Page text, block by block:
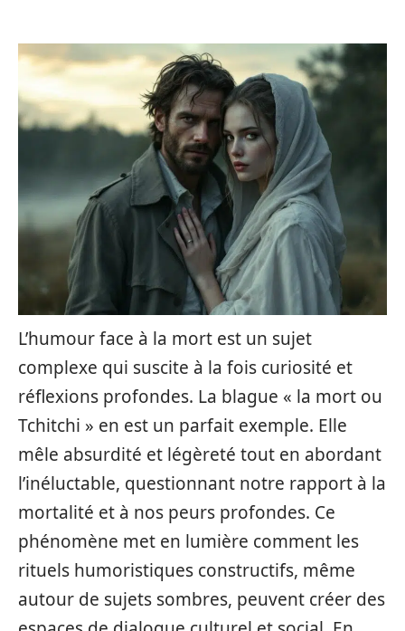
L’humour face à la mort est un sujet
complexe qui suscite à la fois curiosité et
réflexions profondes. La blague « la mort ou
Tchitchi » en est un parfait exemple. Elle
mêle absurdité et légèreté tout en abordant
l’inéluctable, questionnant notre rapport à la
mortalité et à nos peurs profondes. Ce
phénomène met en lumière comment les
rituels humoristiques constructifs, même
autour de sujets sombres, peuvent créer des